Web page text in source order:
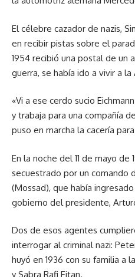
El célebre cazador de nazis,
en recibir pistas sobre el
1954 recibió una postal de un
guerra, se había ido a vivir a la
«Vi a ese cerdo sucio
y trabaja para una compañía
puso en marcha la cacería
En la noche del 11 de mayo de
secuestrado por un comando
(Mossad), que había
gobierno del presidente,
Dos de esos agentes
interrogar al criminal nazi:
huyó en 1936 con su familia a
y Sabra Rafi Eitan.